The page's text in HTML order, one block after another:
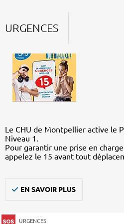
URGENCES
Le CHU de Montpellier active le
Niveau 1.
Pour garantir une prise en
appelez le 15 avant tout
EN SAVOIR PLUS
URGENCES